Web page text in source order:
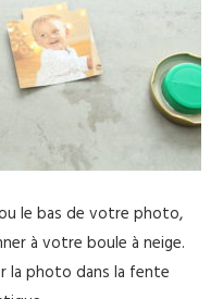
le bas de votre photo,
à votre boule à neige.
la photo dans la fente